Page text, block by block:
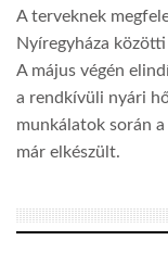
A terveknek
Nyíregyháza
A május végén
a rendkívüli nyári
munkálatok során
már elkészült.